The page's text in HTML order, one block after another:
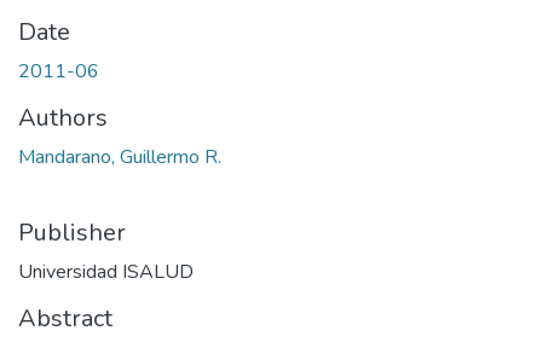
Date
2011-06
Authors
Mandarano, Guillermo R.
Publisher
Universidad ISALUD
Abstract